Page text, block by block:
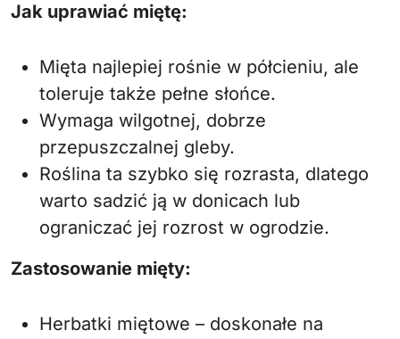
Jak uprawiać miętę:
Mięta najlepiej rośnie w półcieniu, ale
toleruje także pełne słońce.
Wymaga wilgotnej, dobrze
przepuszczalnej gleby.
Roślina ta szybko się rozrasta, dlatego
warto sadzić ją w donicach lub
ograniczać jej rozrost w ogrodzie.
Zastosowanie mięty:
Herbatki miętowe – doskonałe na